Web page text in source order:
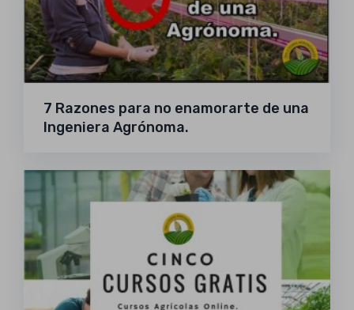
7 Razones para no enamorarte de una
Ingeniera Agrónoma.